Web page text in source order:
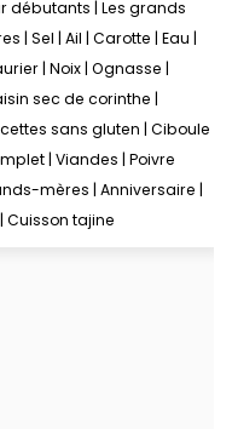
débutants Les grands
Sel Ail Carotte Eau
Noix Ognasse
sec de corinthe
sans gluten Ciboule
Viandes Poivre
mères Anniversaire
Cuisson tajine